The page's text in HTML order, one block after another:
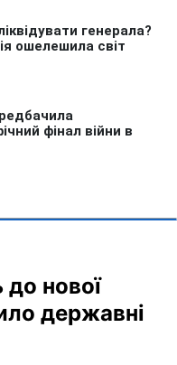
нової
державні